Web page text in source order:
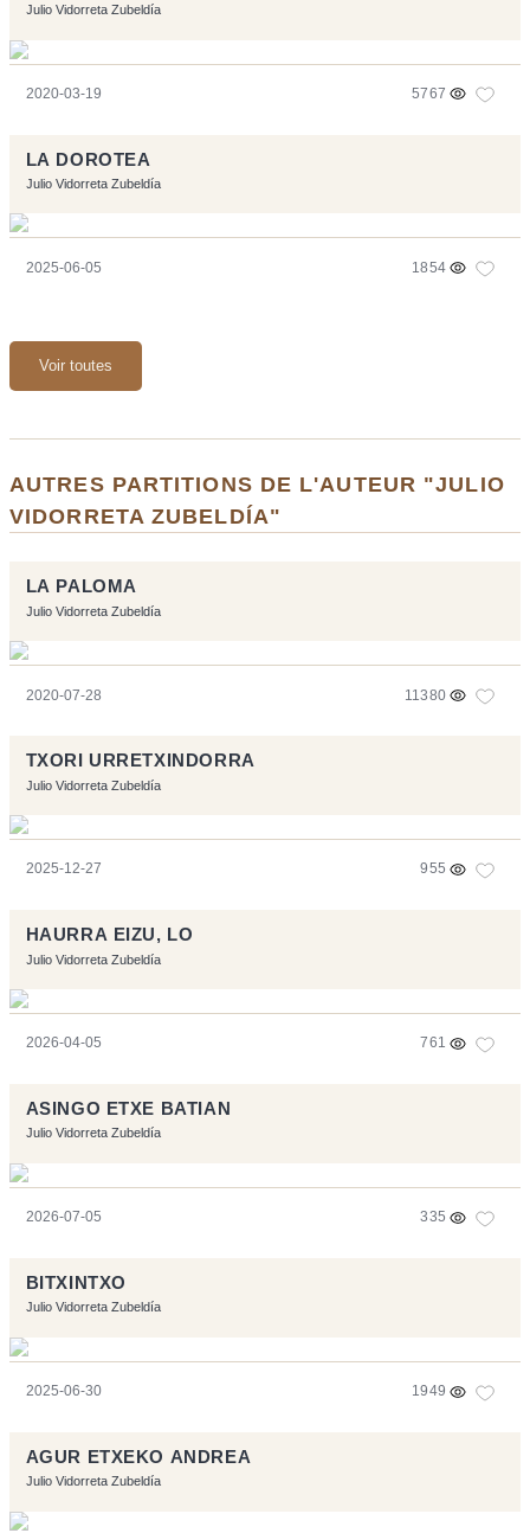
Julio Vidorreta Zubeldía
2020-03-19 5767
LA DOROTEA
Julio Vidorreta Zubeldía
2025-06-05 1854
Voir toutes
AUTRES PARTITIONS DE L'AUTEUR "JULIO
VIDORRETA ZUBELDÍA"
LA PALOMA
Julio Vidorreta Zubeldía
2020-07-28 11380
TXORI URRETXINDORRA
Julio Vidorreta Zubeldía
2025-12-27 955
HAURRA EIZU, LO
Julio Vidorreta Zubeldía
2026-04-05 761
ASINGO ETXE BATIAN
Julio Vidorreta Zubeldía
2026-07-05 335
BITXINTXO
Julio Vidorreta Zubeldía
2025-06-30 1949
AGUR ETXEKO ANDREA
Julio Vidorreta Zubeldía